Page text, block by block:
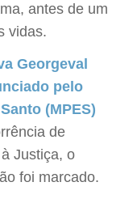
antes de um
vidas.
Georgeval
pelo
(MPES)
de
Justiça, o
foi marcado.